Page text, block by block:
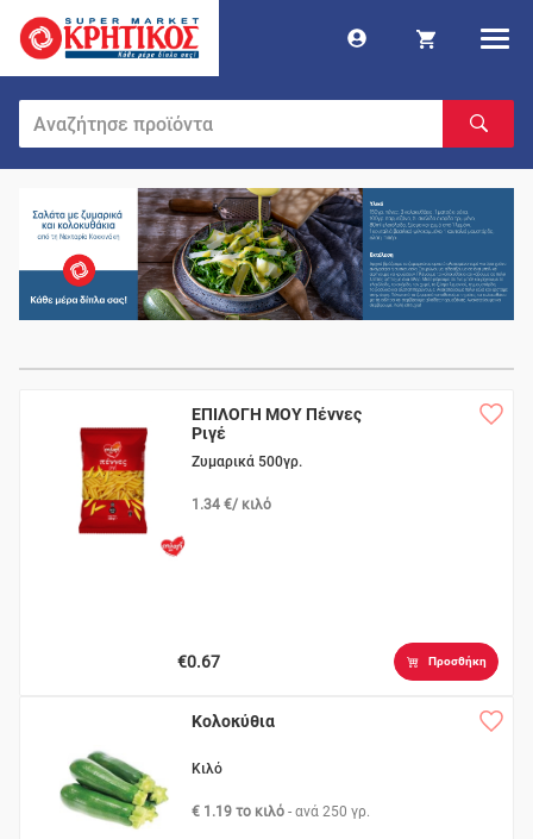
ΕΠΙΛΟΓΗ ΜΟΥ Πέννες
Ριγέ
Ζυμαρικά 500γρ.
1.34 €/ κιλό
€0.67 Προσθήκη
Κολοκύθια
Κιλό
€ 1.19 το κιλό - ανά250 γρ.